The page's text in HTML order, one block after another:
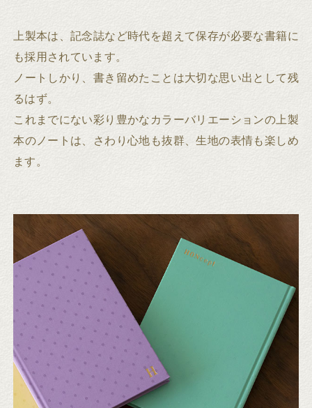
上製本は、記念誌など時代を超えて保存が必要な書籍に
も採用されています。
ノートしかり、書き留めたことは大切な思い出として残
るはず。
これまでにない彩り豊かなカラーバリエーションの上製
本のノートは、さわり心地も抜群、生地の表情も楽しめ
ます。